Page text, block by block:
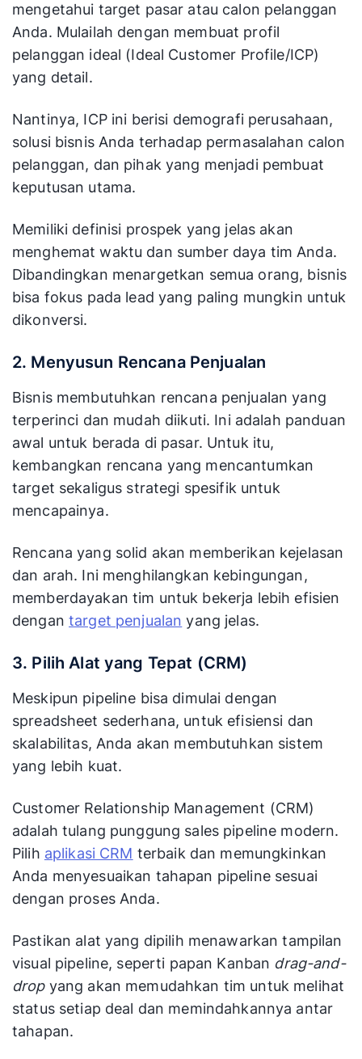
mengetahui target pasar atau calon pelanggan
Anda. Mulailah dengan membuat profil
pelanggan ideal (Ideal Customer Profile/ICP)
yang detail.
Nantinya, ICP ini berisi demografi perusahaan,
solusi bisnis Anda terhadap permasalahan calon
pelanggan, dan pihak yang menjadi pembuat
keputusan utama.
Memiliki definisi prospek yang jelas akan
menghemat waktu dan sumber daya tim Anda.
Dibandingkan menargetkan semua orang, bisnis
bisa fokus pada lead yang paling mungkin untuk
dikonversi.
2. Menyusun Rencana Penjualan
Bisnis membutuhkan rencana penjualan yang
terperinci dan mudah diikuti. Ini adalah panduan
awal untuk berada di pasar. Untuk itu,
kembangkan rencana yang mencantumkan
target sekaligus strategi spesifik untuk
mencapainya.
Rencana yang solid akan memberikan kejelasan
dan arah. Ini menghilangkan kebingungan,
memberdayakan tim untuk bekerja lebih efisien
dengantarget penjualan yang jelas.
3. Pilih Alat yang Tepat (CRM)
Meskipun pipeline bisa dimulai dengan
spreadsheet sederhana, untuk efisiensi dan
skalabilitas, Anda akan membutuhkan sistem
yang lebih kuat.
Customer Relationship Management (CRM)
adalah tulang punggung sales pipeline modern.
Pilih aplikasi CRM terbaik dan memungkinkan
Anda menyesuaikan tahapan pipeline sesuai
dengan proses Anda.
Pastikan alat yang dipilih menawarkan tampilan
visual pipeline, seperti papan Kanban drag-and-
dropyang akan memudahkan tim untuk melihat
status setiap deal dan memindahkannya antar
tahapan.